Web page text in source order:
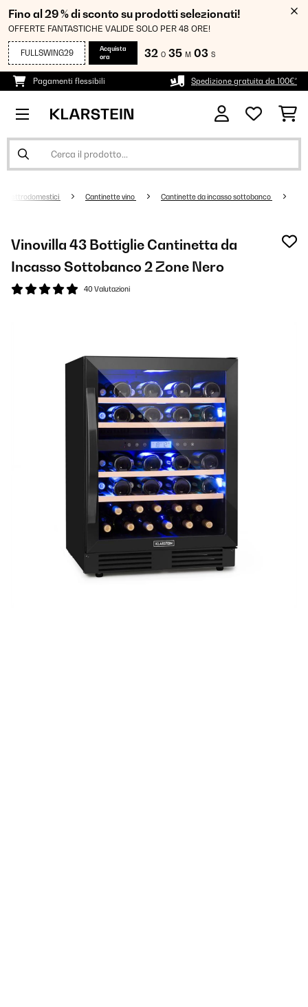
Fino al 29 % di sconto su prodotti selezionati!
OFFERTE FANTASTICHE VALIDE SOLO PER 48 ORE!
FULLSWING29
Acquista
ora
32 O 35 M 02 S
Pagamenti flessibili Spedizione gratuita da 100€*
elettrodomestici Cantinette vino Cantinette da incasso sottobanco
Vinovilla 43 Bottiglie Cantinetta da
Incasso Sottobanco 2 Zone Nero
40 Valutazioni